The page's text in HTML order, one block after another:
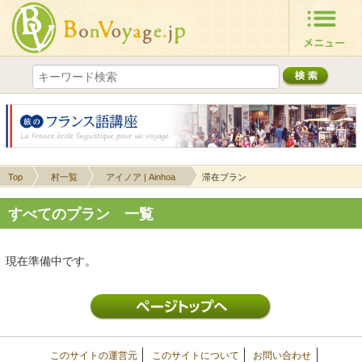
Top 村一覧 アイノア | Ainhoa 滞在プラン
すべてのプラン 一覧
現在準備中です。
このサイトの運営元 このサイトについて お問い合わせ